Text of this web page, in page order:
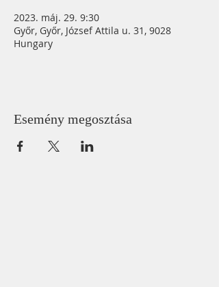
2023. máj. 29. 9:30
Győr, Győr, József Attila u. 31, 9028
Hungary
Esemény megosztása